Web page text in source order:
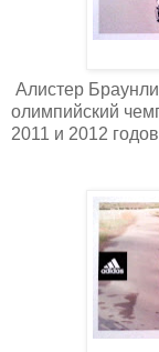
Алистер
олимпийский
2011 и 2012